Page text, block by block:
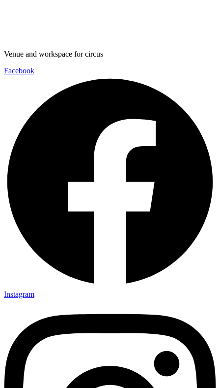
Venue and workspace for circus
Facebook
Instagram